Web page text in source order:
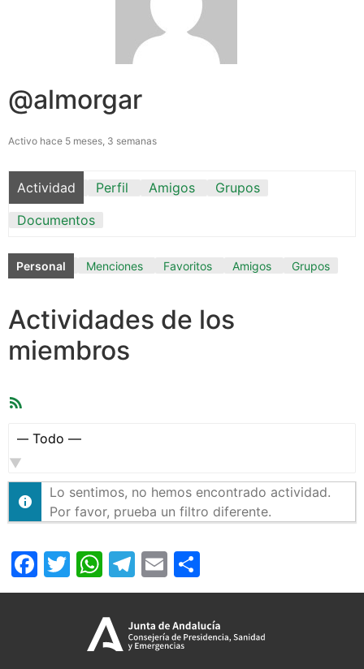
@almorgar
Activo hace 5 meses, 3 semanas
Actividad Perfil Amigos
Grupos
Documentos
Personal Menciones Favoritos Amigos Grupos
Actividades de los
miembros
Mostrar:
Lo sentimos, no hemos encontrado actividad.
Por favor, prueba un filtro diferente.
Facebook
Twitter
WhatsApp
Telegram
Email